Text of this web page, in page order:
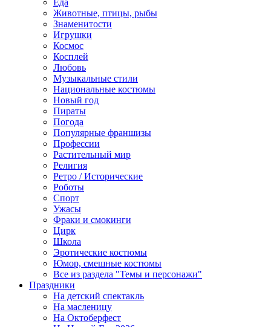
Еда
Животные, птицы, рыбы
Знаменитости
Игрушки
Космос
Косплей
Любовь
Музыкальные стили
Национальные костюмы
Новый год
Пираты
Погода
Популярные франшизы
Профессии
Растительный мир
Религия
Ретро / Исторические
Роботы
Спорт
Ужасы
Фраки и смокинги
Цирк
Школа
Эротические костюмы
Юмор, смешные костюмы
Все из раздела "Темы и персонажи"
Праздники
На детский спектакль
На масленицу
На Октоберфест